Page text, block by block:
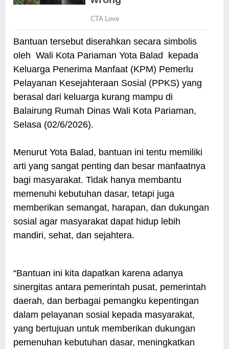
Bantuan tersebut diserahkan secara simbolis
oleh Wali Kota Pariaman Yota Balad kepada
Keluarga Penerima Manfaat (KPM) Pemerlu
Pelayanan Kesejahteraan Sosial (PPKS) yang
berasal dari keluarga kurang mampu di
Balairung Rumah Dinas Wali Kota Pariaman,
Selasa (02/6/2026).
Menurut Yota Balad, bantuan ini tentu memiliki
arti yang sangat penting dan besar manfaatnya
bagi masyarakat. Tidak hanya membantu
memenuhi kebutuhan dasar, tetapi juga
memberikan semangat, harapan, dan dukungan
sosial agar masyarakat dapat hidup lebih
mandiri, sehat, dan sejahtera.
“Bantuan ini kita dapatkan karena adanya
sinergitas antara pemerintah pusat, pemerintah
daerah, dan berbagai pemangku kepentingan
dalam pelayanan sosial kepada masyarakat,
yang bertujuan untuk memberikan dukungan
pemenuhan kebutuhan dasar, meningkatkan